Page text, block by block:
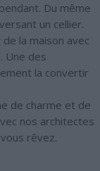
Du même
un cellier.
la maison avec
Une des
la convertir
de charme et de
nos architectes
rêvez.